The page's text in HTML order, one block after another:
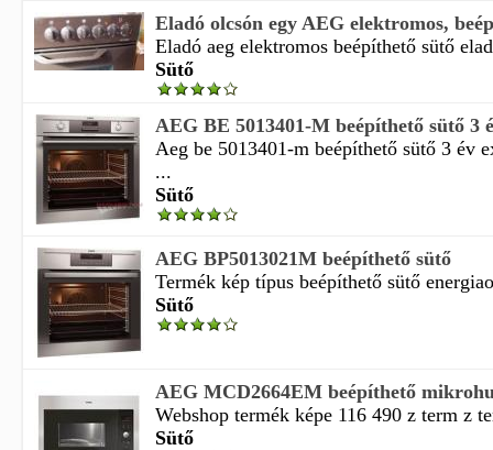
Eladó olcsón egy AEG elektromos,
Eladó aeg elektromos beépíthető sütő
Sütő
AEG BE 5013401-M beépíthető sütő 3
Aeg be 5013401-m beépíthető sütő 3 év
...
Sütő
AEG BP5013021M beépíthető sütő
Termék kép típus beépíthető sütő
Sütő
AEG MCD2664EM beépíthető
Webshop termék képe 116 490 z term z
Sütő